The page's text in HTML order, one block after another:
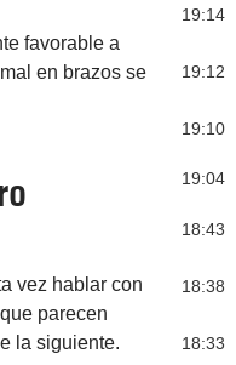
favorable a
en brazos se
vez hablar con
parecen
la siguiente.
19:14
19:12
19:10
19:04
18:43
18:38
18:33